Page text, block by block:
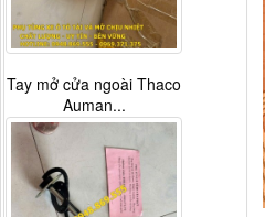
Đèn pha Dongfeng KL